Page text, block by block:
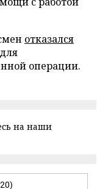
отказался
операции.
на наши